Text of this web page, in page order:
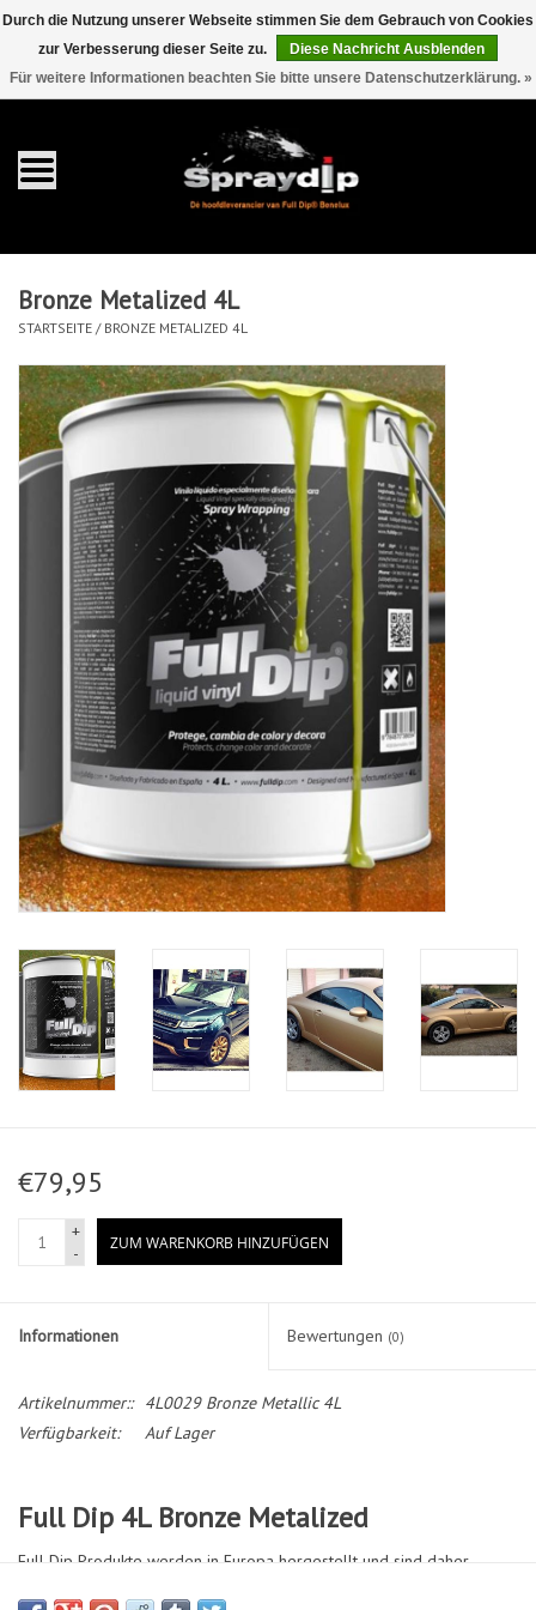
EUR 0 Artikel - €0,00
Gallonen
Sprays
Sets
Pearls
Zubehör
Detaillierung
Bronze Metalized 4L
STARTSEITE / BRONZE METALIZED 4L
€79,95
+
-
ZUM WARENKORB HINZUFÜGEN
Informationen Bewertungen (0)
Artikelnummer::
4L0029 Bronze Metallic 4L
Verfügbarkeit:
Auf Lager
Full Dip 4L Bronze Metalized
Full Dip Produkte werden in Europa hergestellt und sind daher
Durch die Nutzung unserer Webseite stimmen Sie dem Gebrauch von Cookies
zur Verbesserung dieser Seite zu.
Diese Nachricht Ausblenden
Für weitere Informationen beachten Sie bitte unsere Datenschutzerklärung. »